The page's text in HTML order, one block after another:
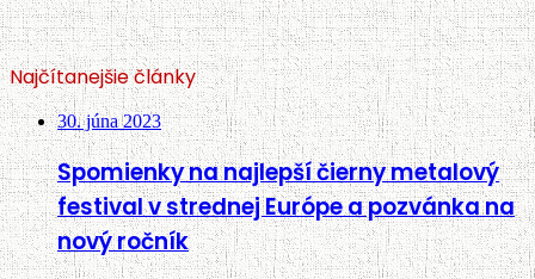
Najčítanejšie články
30. júna 2023
Spomienky na najlepší čierny metalový
festival v strednej Európe a pozvánka na
nový ročník